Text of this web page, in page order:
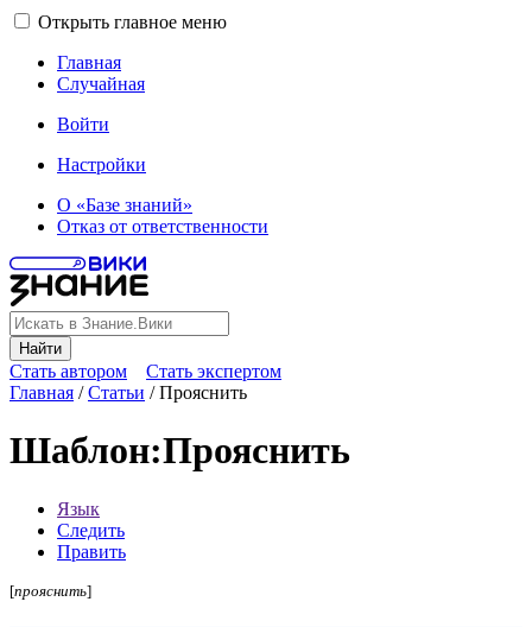
Открыть главное меню
Главная
Случайная
Войти
Настройки
О «Базе знаний»
Отказ от ответственности
Найти
Стать автором
Стать экспертом
Главная /Статьи /Прояснить
Шаблон:Прояснить
Язык
Следить
Править
[прояснить]